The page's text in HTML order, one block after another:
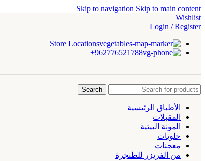
Skip to navigation Skip to main content
Wishlist
Login / Register
Store Locations
962776521788+
Search
الأطباق الرئيسية
المقبلات
المونة البيتية
حلويات
معجنات
من الفريزر للطنجرة